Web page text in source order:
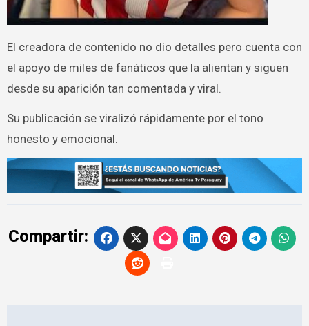
El creadora de contenido no dio detalles pero cuenta con
el apoyo de miles de fanáticos que la alientan y siguen
desde su aparición tan comentada y viral.
Su publicación se viralizó rápidamente por el tono
honesto y emocional.
Compartir: